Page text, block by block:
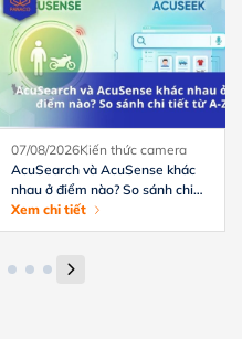
07/08/2026Kiến thức camera
AcuSearch và AcuSense khác
nhau ở điểm nào? So sánh chi
tiết từ A-Z
Xem chi tiết